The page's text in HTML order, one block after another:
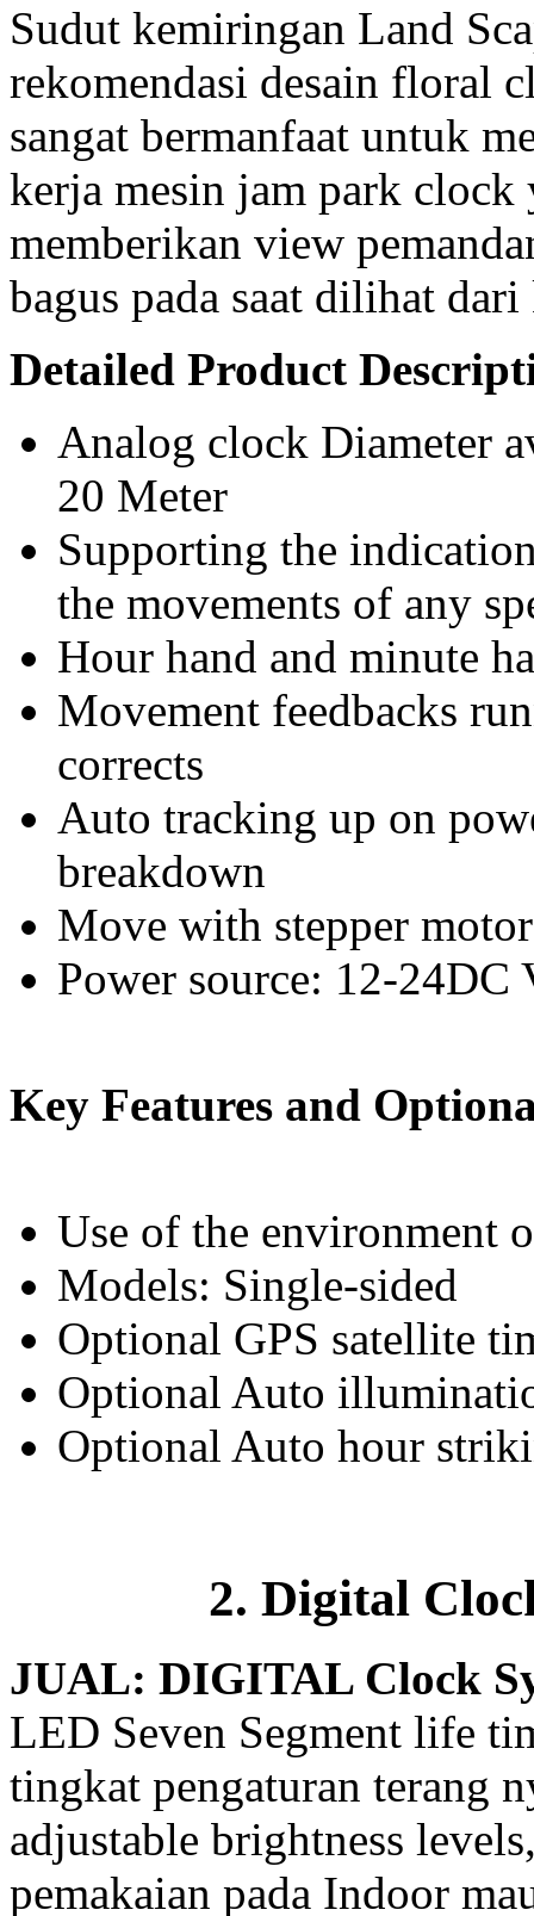
Sudut kemiringan Land
rekomendasi desain floral
sangat bermanfaat untuk
kerja mesin jam park clock
memberikan view
bagus pada saat dilihat
Detailed Product
Analog clock Diameter
20 Meter
Supporting the
the movements of any
Hour hand and minute
Movement feedbacks
corrects
Auto tracking up on
breakdown
Move with stepper motor
Power source: 12-24DC
Key Features and
Use of the environment
Models: Single-sided
Optional GPS satellite
Optional Auto
Optional Auto hour
2. Digital
JUAL: DIGITAL Clock
LED Seven Segment life
tingkat pengaturan terang
adjustable brightness
pemakaian pada Indoor